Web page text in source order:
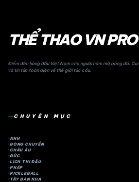
THỂ THAO VN PRO
Điểm đến hàng đầu Việt Nam cho người hâm mộ bóng đá.
và tin tức toàn diện về thế giới túc cầu.
CHUYÊN MỤC
ANH
BÓNG CHUYỀN
CHÂU ÂU
ĐỨC
LỊCH THI ĐẤU
PHÁP
PICKLEBALL
TÂY BAN NHA